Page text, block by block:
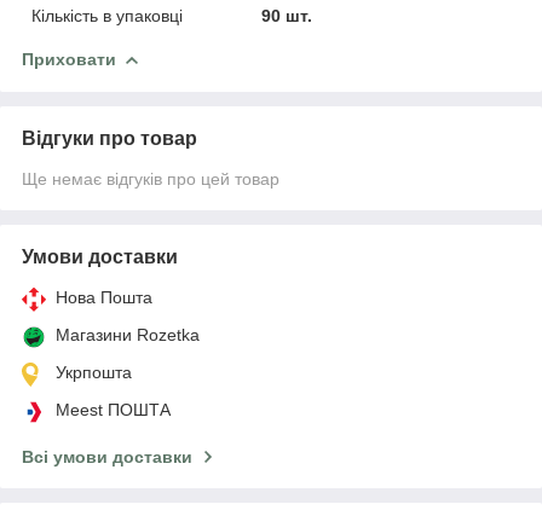
Кількість в упаковці
90 шт.
Приховати
Відгуки про товар
Ще немає відгуків про цей товар
Умови доставки
Нова Пошта
Магазини Rozetka
Укрпошта
Meest ПОШТА
Всі умови доставки